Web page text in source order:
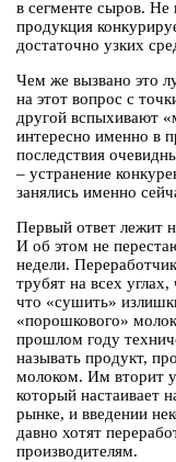
в сегменте сыров. Не
продукция
достаточно узких
Чем же вызвано это
на этот вопрос с
другой вспыхивают
интересно именно в
последствия
– устранение
занялись именно
Первый ответ лежит
И об этом не
недели.
трубят на всех
что «сушить»
«порошкового»
прошлом году
называть продукт,
молоком. Им вторит
который настаивает
рынке, и введении
давно хотят
производителям.